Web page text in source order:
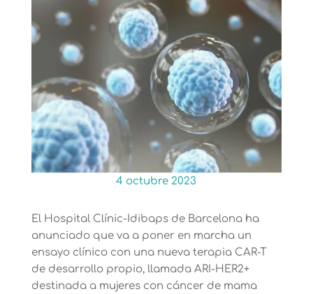
4 octubre 2023
El Hospital Clínic-Idibaps de Barcelona ha
anunciado que va a poner en marcha un
ensayo clínico con una nueva terapia CAR-T
de desarrollo propio, llamada ARI-HER2+
destinada a mujeres con cáncer de mama